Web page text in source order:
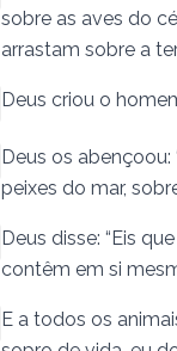
sobre as aves do
arrastam sobre a
Deus criou o
Deus os
peixes do mar,
Deus disse: “Eis
contêm em si
E a todos os